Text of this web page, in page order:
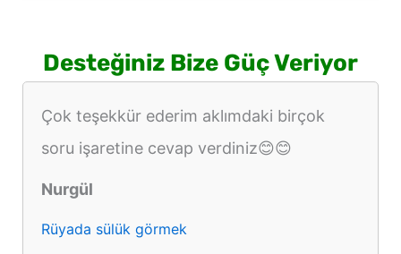
Desteğiniz Bize Güç Veriyor
Çok teşekkür ederim aklımdaki birçok
soru işaretine cevap verdiniz😊😊
Nurgül
Rüyada sülük görmek